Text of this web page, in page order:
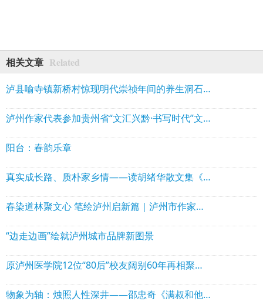
相关文章 Related
泸县喻寺镇新桥村惊现明代崇祯年间的养生洞石刻
泸州作家代表参加贵州省“文汇兴黔·书写时代”文学名家采风行活动
阳台：春韵乐章
真实成长路、质朴家乡情——读胡绪华散文集《走出小水河》
春染道林聚文心 笔绘泸州启新篇｜泸州市作家协会理事会走进泸县石桥镇道林沟 祥音奖2万元花落陈言熔
“边走边画”绘就泸州城市品牌新图景
原泸州医学院12位“80后”校友阔别60年再相聚！赠送“西南核医赋”！
物象为轴：烛照人性深井——邵忠奇《满叔和他的矿山》出版